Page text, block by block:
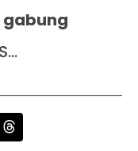
gabung